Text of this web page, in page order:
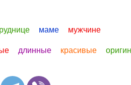
маме мужчине
длинные красивые